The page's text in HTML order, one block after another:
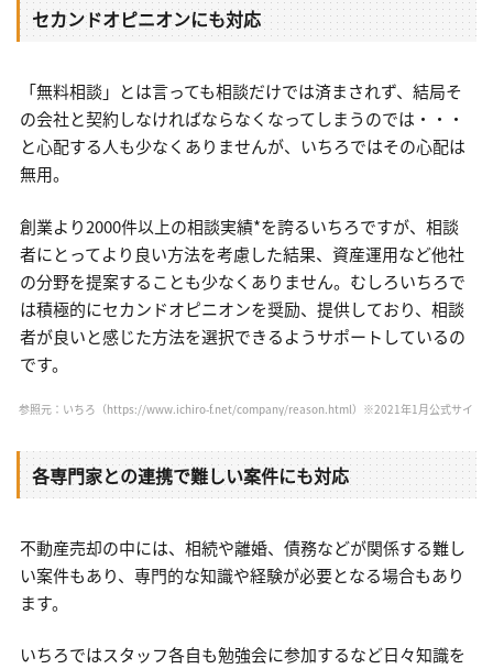
セカンドオピニオンにも対応
「無料相談」とは言っても相談だけでは済まされず、結局そ
の会社と契約しなければならなくなってしまうのでは・・・
と心配する人も少なくありませんが、いちろではその心配は
無用。
創業より2000件以上の相談実績*を誇るいちろですが、相談
者にとってより良い方法を考慮した結果、資産運用など他社
の分野を提案することも少なくありません。むしろいちろで
は積極的にセカンドオピニオンを奨励、提供しており、相談
者が良いと感じた方法を選択できるようサポートしているの
です。
参照元：いちろ（https://www.ichiro-f.net/company/reason.html）※2021年1月公式サイト
各専門家との連携で難しい案件にも対応
不動産売却の中には、相続や離婚、債務などが関係する難し
い案件もあり、専門的な知識や経験が必要となる場合もあり
ます。
いちろではスタッフ各自も勉強会に参加するなど日々知識を